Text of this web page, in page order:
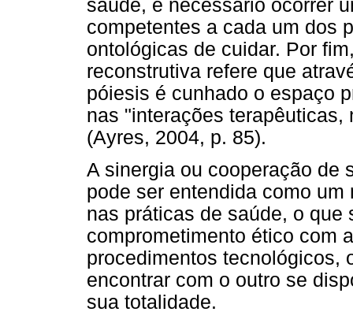
saúde, é necessário ocorrer
competentes a cada um dos
ontológicas de cuidar. Por
reconstrutiva refere que
póiesis é cunhado o espaço
nas "interações
(Ayres, 2004, p. 85).
A sinergia ou cooperação de
pode ser entendida como
nas práticas de saúde, o que
comprometimento ético com
procedimentos tecnológicos,
encontrar com o outro se
sua totalidade.